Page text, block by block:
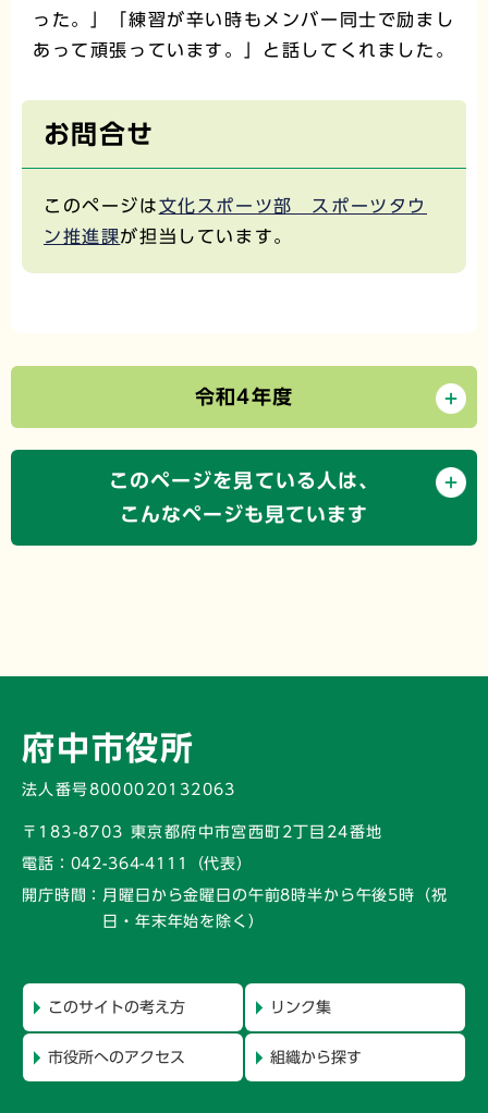
った。」「練習が辛い時もメンバー同士で励まし
あって頑張っています。」と話してくれました。
お問合せ
このページは文化スポーツ部 スポーツタウ
ン推進課が担当しています。
令和4年度
このページを見ている人は、
こんなページも見ています
府中市役所
法人番号8000020132063
〒183-8703 東京都府中市宮西町2丁目24番地
電話： 042-364-4111（代表）
開庁時間： 月曜日から金曜日の午前8時半から午後5時 （祝
日・年末年始を除く）
このサイトの考え方 リンク集
市役所へのアクセス 組織から探す